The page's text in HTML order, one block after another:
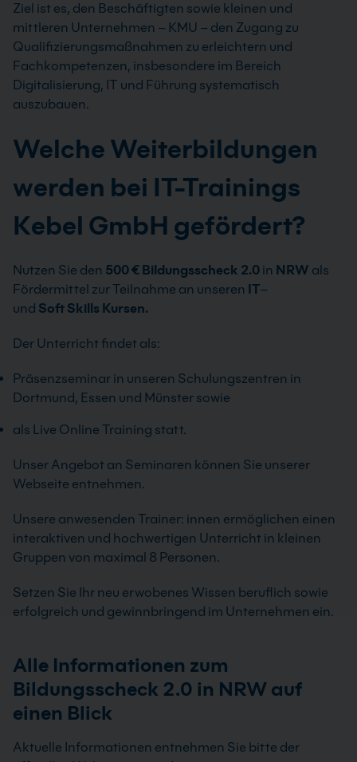
Ziel ist es, den Beschäftigten sowie kleinen und
mittleren Unternehmen – KMU – den Zugang zu
Qualifizierungsmaßnahmen zu erleichtern und
Fachkompetenzen, insbesondere im Bereich
Digitalisierung, IT und Führung systematisch
auszubauen.
Welche Weiterbildungen
werden bei IT-Trainings
Kebel GmbH gefördert?
Nutzen Sie den 500€ Bildungsscheck 2.0 in NRW als
Fördermittel zur Teilnahme an unseren IT–
und Soft Skills Kursen.
Der Unterricht findet als:
Präsenzseminar in unseren Schulungszentren in
Dortmund, Essen und Münster sowie
als Live Online Training statt.
Unser Angebot an Seminaren können Sie unserer
Webseite entnehmen.
Unsere anwesenden Trainer: innen ermöglichen einen
interaktiven und hochwertigen Unterricht in kleinen
Gruppen von maximal 8 Personen.
Setzen Sie Ihr neu erwobenes Wissen beruflich sowie
erfolgreich und gewinnbringend im Unternehmen ein.
Alle Informationen zum
Bildungsscheck 2.0 in NRW auf
einen Blick
Aktuelle Informationen entnehmen Sie bitte der